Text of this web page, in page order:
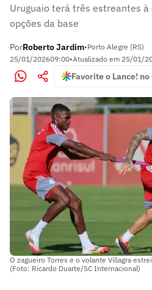
Uruguaio terá três estreantes à
opções da base
PorRoberto Jardim•Porto Alegre (RS)
25/01/202609:00•Atualizado em 25/01/
Favorite o Lance! no
O zagueiro Torres e o volante Villagra
(Foto: Ricardo Duarte/SC Internacional)